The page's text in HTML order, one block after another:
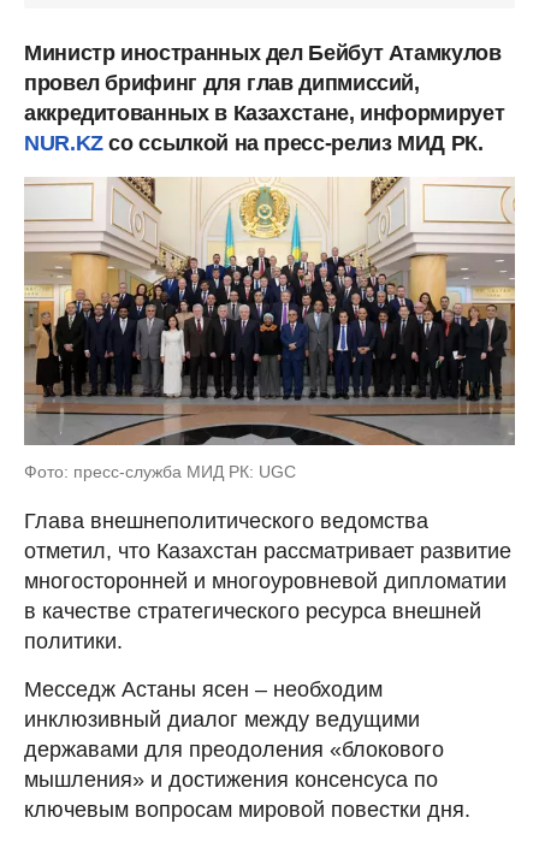
Министр иностранных дел Бейбут Атамкулов
провел брифинг для глав дипмиссий,
аккредитованных в Казахстане, информирует
NUR.KZсо ссылкой на пресс-релиз МИД РК.
Фото: пресс-служба МИД РК: UGC
Глава внешнеполитического ведомства
отметил, что Казахстан рассматривает развитие
многосторонней и многоуровневой дипломатии
в качестве стратегического ресурса внешней
политики.
Месседж Астаны ясен – необходим
инклюзивный диалог между ведущими
державами для преодоления «блокового
мышления» и достижения консенсуса по
ключевым вопросам мировой повестки дня.